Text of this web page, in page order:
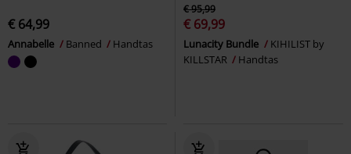
€ 64,99
Annabelle Banned Handtas
€ 95,99
€ 69,99
Lunacity Bundle
KIHILIST by
KILLSTAR
Handtas